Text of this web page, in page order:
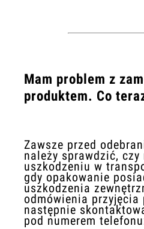
Mam problem z
produktem. Co
Zawsze przed
należy sprawdzić, czy
uszkodzeniu w
gdy opakowanie
uszkodzenia
odmówienia przyjęcia
następnie
pod numerem